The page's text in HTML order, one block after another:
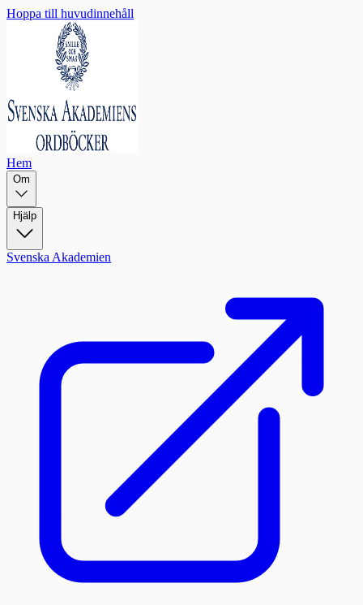
Hoppa till huvudinnehåll
Hem
Om
Hjälp
Svenska Akademien